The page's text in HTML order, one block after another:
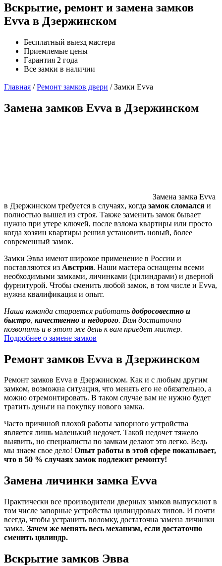
Вскрытие, ремонт и замена замков
Evva в Дзержинском
Бесплатный выезд мастера
Приемлемые цены
Гарантия 2 года
Все замки в наличии
Главная /Ремонт замков двери /Замки Evva
Замена замков Evva в Дзержинском
Замена замка Evva
в Дзержинском требуется в случаях, когда замок сломался и
полностью вышел из строя. Также заменить замок бывает
нужно при утере ключей, после взлома квартиры или просто
когда хозяин квартиры решил установить новый, более
современный замок.
Замки Эвва имеют широкое применение в России и
поставляются из Австрии. Наши мастера оснащены всеми
необходимыми замками, личинками (цилиндрами) и дверной
фурнитурой. Чтобы сменить любой замок, в том числе и Evva,
нужна квалификация и опыт.
Наша команда старается работать добросовестно и
быстро качественно и недорого. Вам достаточно
позвонить и в этот же день к вам приедет мастер.
Подробнее о замене замков
Ремонт замков Evva в Дзержинском
Ремонт замков Evva в Дзержинском. Как и с любым другим
замком, возможна ситуация, что менять его не обязательно, а
можно отремонтировать. В таком случае вам не нужно будет
тратить деньги на покупку нового замка.
Часто причиной плохой работы запорного устройства
является лишь маленький недочет. Такой недочет тяжело
выявить, но специалисты по замкам делают это легко. Ведь
мы знаем свое дело! Опыт работы в этой сфере показывает,
что в 50 % случаях замок подлежит ремонту!
Замена личинки замка Evva
Практически все производители дверных замков выпускают в
том числе запорные устройства цилиндровых типов. И почти
всегда, чтобы устранить поломку, достаточна замена личинки
замка. Зачем же менять весь механизм, если достаточно
сменить цилиндр.
Вскрытие замков Эвва